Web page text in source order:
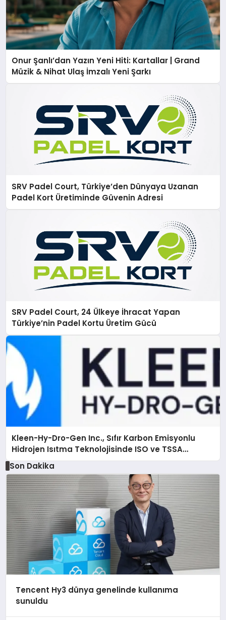
Onur Şanlı’dan Yazın Yeni Hiti: Kartallar | Grand
Müzik & Nihat Ulaş İmzalı Yeni Şarkı
SRV Padel Court, Türkiye’den Dünyaya Uzanan
Padel Kort Üretiminde Güvenin Adresi
SRV Padel Court, 24 Ülkeye İhracat Yapan
Türkiye’nin Padel Kortu Üretim Gücü
Kleen-Hy-Dro-Gen Inc., Sıfır Karbon Emisyonlu
Hidrojen Isıtma Teknolojisinde ISO ve TSSA
Düzenleyici Onaylarını Aldı
Son Dakika
Tencent Hy3 dünya genelinde kullanıma
sunuldu